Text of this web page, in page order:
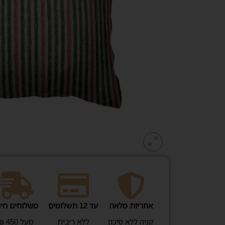
אחריות מלאה
קניה ללא סיכון
עד 12 תשלומים
ללא ריבית
משלוחים
מעל 450 ₪